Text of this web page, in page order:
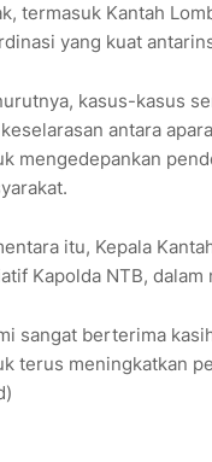
termasuk Kantah
yang kuat
kasus-kasus
antara
mengedepankan
itu, Kepala
Kapolda NTB,
sangat berterima
terus meningkatkan